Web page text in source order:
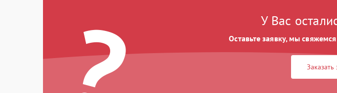
Программные сбои
Коммуникации и интерфейсы
У Вас
Оставьте заявку, мы
Заказать